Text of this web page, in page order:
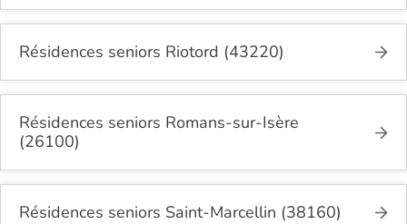
Résidences seniors Riotord (43220)
Résidences seniors Romans-sur-Isère
(26100)
Résidences seniors Saint-Marcellin (38160)